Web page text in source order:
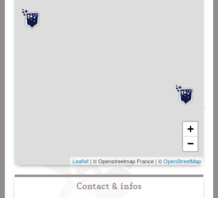
+
−
Leaflet | © Openstreetmap France | ©OpenStreetMap
Contact & infos